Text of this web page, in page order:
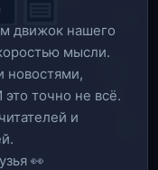
движок нашего
мысли.
новостями,
точно не всё.
и
👀